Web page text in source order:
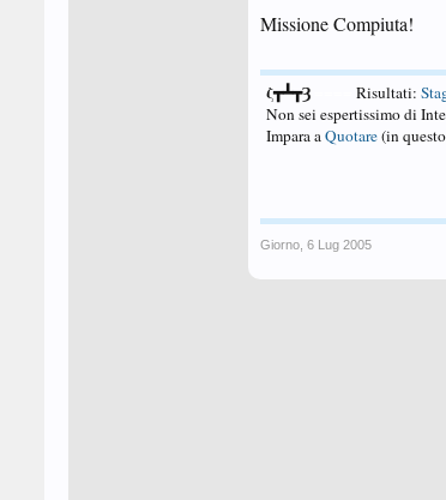
Missione Compiuta!
ζ┳┻┳Ȝ Risultati:
Non sei espertissimo di
Impara aQuotare(in
Giorno 6 Lug 2005